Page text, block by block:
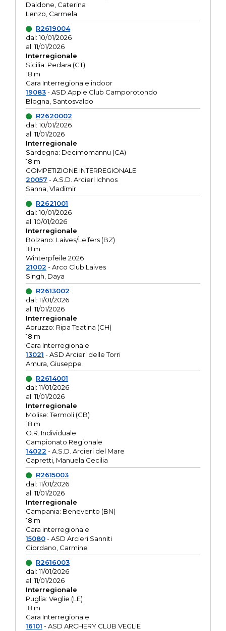
Daidone, Caterina
Lenzo, Carmela
R2619004
dal: 10/01/2026
al: 11/01/2026
Interregionale
Sicilia: Pedara (CT)
18 m
Gara Interregionale indoor
19083- ASD Apple Club Camporotondo
Blogna, Santosvaldo
R2620002
dal: 10/01/2026
al: 11/01/2026
Interregionale
Sardegna: Decimomannu (CA)
18 m
COMPETIZIONE INTERREGIONALE
20057 - A.S.D. Arcieri Ichnos
Sanna, Vladimir
R2621001
dal: 10/01/2026
al: 10/01/2026
Interregionale
Bolzano: Laives/Leifers (BZ)
18 m
Winterpfeile 2026
21002 - Arco Club Laives
Singh, Daya
R2613002
dal: 11/01/2026
al: 11/01/2026
Interregionale
Abruzzo: Ripa Teatina (CH)
18 m
Gara Interregionale
13021 - ASD Arcieri delle Torri
Amura, Giuseppe
R2614001
dal: 11/01/2026
al: 11/01/2026
Interregionale
Molise: Termoli (CB)
18 m
O.R. Individuale
Campionato Regionale
14022 - A.S.D. Arcieri del Mare
Capretti, Manuela Cecilia
R2615003
dal: 11/01/2026
al: 11/01/2026
Interregionale
Campania: Benevento (BN)
18 m
Gara interregionale
15080- ASD Arcieri Sanniti
Giordano, Carmine
R2616003
dal: 11/01/2026
al: 11/01/2026
Interregionale
Puglia: Veglie (LE)
18 m
Gara Interregionale
16101 - ASD ARCHERY CLUB VEGLIE